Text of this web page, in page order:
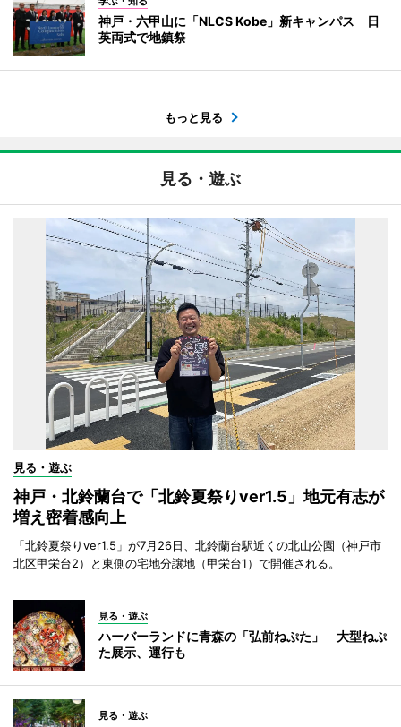
神戸・六甲山に「NLCS Kobe」新キャンパス 日
英両式で地鎮祭
もっと見る
見る・遊ぶ
見る・遊ぶ
神戸・北鈴蘭台で「北鈴夏祭りver1.5」地元有志が
増え密着感向上
「北鈴夏祭りver1.5」が7月26日、北鈴蘭台駅近くの北山公園（神戸市
北区甲栄台2）と東側の宅地分譲地（甲栄台1）で開催される。
見る・遊ぶ
ハーバーランドに青森の「弘前ねぷた」 大型ねぷ
た展示、運行も
見る・遊ぶ